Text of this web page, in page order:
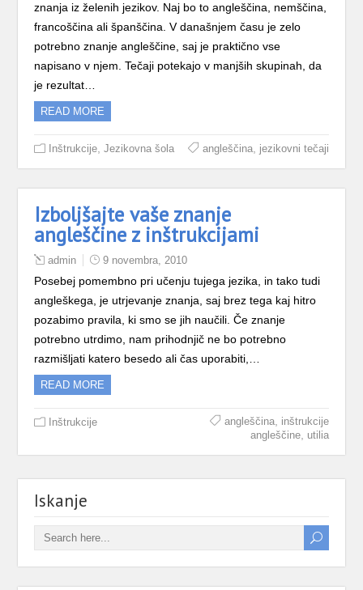
znanja iz želenih jezikov. Naj bo to angleščina, nemščina,
francoščina ali španščina. V današnjem času je zelo
potrebno znanje angleščine, saj je praktično vse
napisano v njem. Tečaji potekajo v manjših skupinah, da
je rezultat…
READ MORE
Inštrukcije ,Jezikovna šola angleščina, jezikovni tečaji
Izboljšajte vaše znanje
angleščine z inštrukcijami
admin 9 novembra, 2010
Posebej pomembno pri učenju tujega jezika, in tako tudi
angleškega, je utrjevanje znanja, saj brez tega kaj hitro
pozabimo pravila, ki smo se jih naučili. Če znanje
potrebno utrdimo, nam prihodnjič ne bo potrebno
razmišljati katero besedo ali čas uporabiti,…
READ MORE
Inštrukcije angleščina, inštrukcije
angleščine, utilia
Iskanje